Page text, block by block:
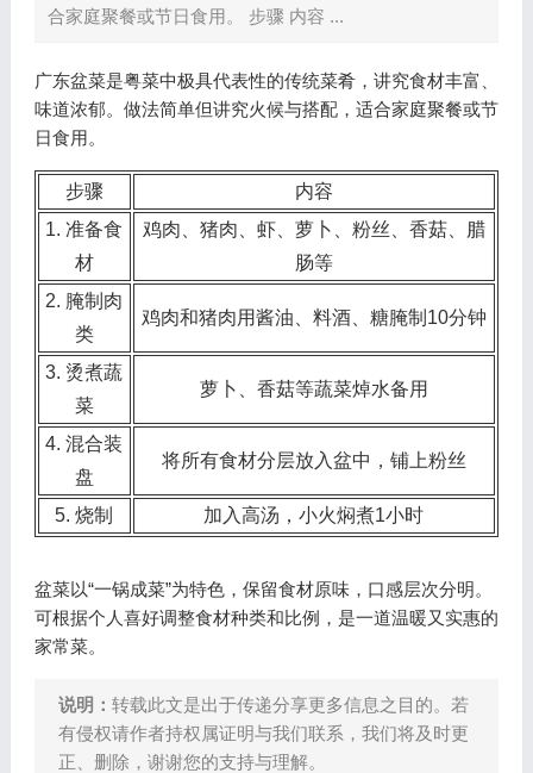
合家庭聚餐或节日食用。 步骤 内容 ...
广东盆菜是粤菜中极具代表性的传统菜肴，讲究食材丰富、
味道浓郁。做法简单但讲究火候与搭配，适合家庭聚餐或节
日食用。
步骤
内容
1. 准备食
材
鸡肉、猪肉、虾、萝卜、粉丝、香菇、腊
肠等
2. 腌制肉
类
鸡肉和猪肉用酱油、料酒、糖腌制10分钟
3. 烫煮蔬
菜
萝卜、香菇等蔬菜焯水备用
4. 混合装
盘
将所有食材分层放入盆中，铺上粉丝
5. 烧制 加入高汤，小火焖煮1小时
盆菜以“一锅成菜”为特色，保留食材原味，口感层次分明。
可根据个人喜好调整食材种类和比例，是一道温暖又实惠的
家常菜。
说明： 转载此文是出于传递分享更多信息之目的。若
有侵权请作者持权属证明与我们联系，我们将及时更
正、删除，谢谢您的支持与理解。